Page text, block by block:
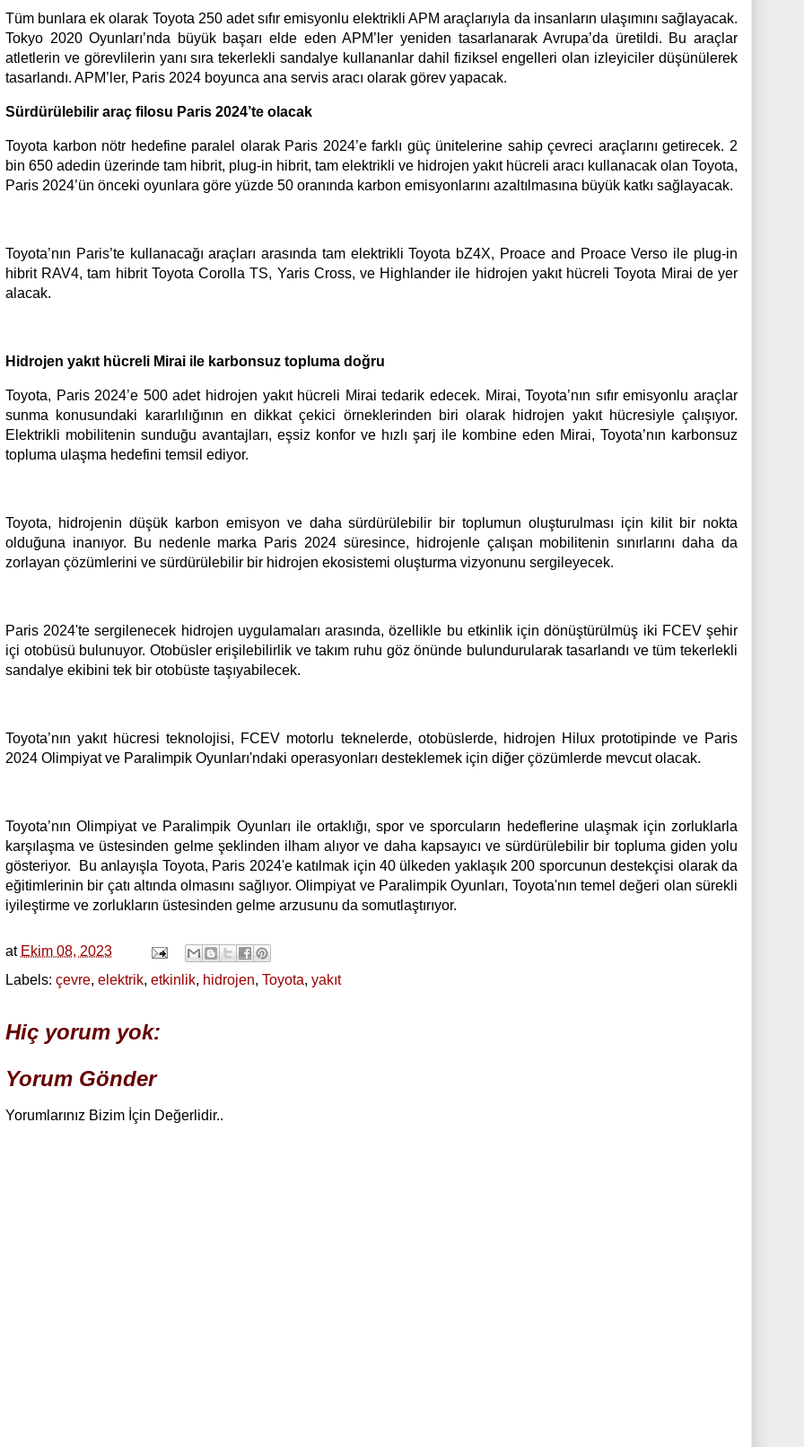
Tüm bunlara ek olarak Toyota 250 adet sıfır emisyonlu elektrikli APM araçlarıyla da insanların ulaşımını sağlayacak.
Tokyo 2020 Oyunları’nda büyük başarı elde eden APM’ler yeniden tasarlanarak Avrupa’da üretildi. Bu araçlar
atletlerin ve görevlilerin yanı sıra tekerlekli sandalye kullananlar dahil fiziksel engelleri olan izleyiciler düşünülerek
tasarlandı. APM’ler, Paris 2024 boyunca ana servis aracı olarak görev yapacak.
Sürdürülebilir araç filosu Paris 2024’te olacak
Toyota karbon nötr hedefine paralel olarak Paris 2024’e farklı güç ünitelerine sahip çevreci araçlarını getirecek. 2
bin 650 adedin üzerinde tam hibrit, plug-in hibrit, tam elektrikli ve hidrojen yakıt hücreli aracı kullanacak olan Toyota,
Paris 2024’ün önceki oyunlara göre yüzde 50 oranında karbon emisyonlarını azaltılmasına büyük katkı sağlayacak.
Toyota’nın Paris’te kullanacağı araçları arasında tam elektrikli Toyota bZ4X, Proace and Proace Verso ile plug-in
hibrit RAV4, tam hibrit Toyota Corolla TS, Yaris Cross, ve Highlander ile hidrojen yakıt hücreli Toyota Mirai de yer
alacak.
Hidrojen yakıt hücreli Mirai ile karbonsuz topluma doğru
Toyota, Paris 2024’e 500 adet hidrojen yakıt hücreli Mirai tedarik edecek. Mirai, Toyota’nın sıfır emisyonlu araçlar
sunma konusundaki kararlılığının en dikkat çekici örneklerinden biri olarak hidrojen yakıt hücresiyle çalışıyor.
Elektrikli mobilitenin sunduğu avantajları, eşsiz konfor ve hızlı şarj ile kombine eden Mirai, Toyota’nın karbonsuz
topluma ulaşma hedefini temsil ediyor.
Toyota, hidrojenin düşük karbon emisyon ve daha sürdürülebilir bir toplumun oluşturulması için kilit bir nokta
olduğuna inanıyor. Bu nedenle marka Paris 2024 süresince, hidrojenle çalışan mobilitenin sınırlarını daha da
zorlayan çözümlerini ve sürdürülebilir bir hidrojen ekosistemi oluşturma vizyonunu sergileyecek.
Paris 2024'te sergilenecek hidrojen uygulamaları arasında, özellikle bu etkinlik için dönüştürülmüş iki FCEV şehir
içi otobüsü bulunuyor. Otobüsler erişilebilirlik ve takım ruhu göz önünde bulundurularak tasarlandı ve tüm tekerlekli
sandalye ekibini tek bir otobüste taşıyabilecek.
Toyota’nın yakıt hücresi teknolojisi, FCEV motorlu teknelerde, otobüslerde, hidrojen Hilux prototipinde ve Paris
2024 Olimpiyat ve Paralimpik Oyunları'ndaki operasyonları desteklemek için diğer çözümlerde mevcut olacak.
Toyota’nın Olimpiyat ve Paralimpik Oyunları ile ortaklığı, spor ve sporcuların hedeflerine ulaşmak için zorluklarla
karşılaşma ve üstesinden gelme şeklinden ilham alıyor ve daha kapsayıcı ve sürdürülebilir bir topluma giden yolu
gösteriyor. Bu anlayışla Toyota, Paris 2024'e katılmak için 40 ülkeden yaklaşık 200 sporcunun destekçisi olarak da
eğitimlerinin bir çatı altında olmasını sağlıyor. Olimpiyat ve Paralimpik Oyunları, Toyota'nın temel değeri olan sürekli
iyileştirme ve zorlukların üstesinden gelme arzusunu da somutlaştırıyor.
at Ekim 08, 2023
Labels: çevre, elektrik, etkinlik, hidrojen, Toyota, yakıt
Hiç yorum yok:
Yorum Gönder
Yorumlarınız Bizim İçin Değerlidir..